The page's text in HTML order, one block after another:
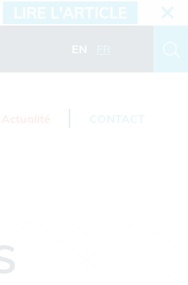
LIRE L'ARTICLE
EN
CONTACT